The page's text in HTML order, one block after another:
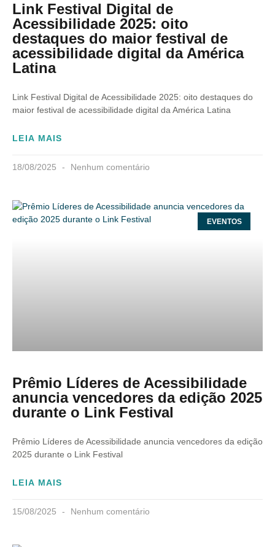
Link Festival Digital de
Acessibilidade 2025: oito
destaques do maior festival de
acessibilidade digital da América
Latina
Link Festival Digital de Acessibilidade 2025: oito destaques do
maior festival de acessibilidade digital da América Latina
LEIA MAIS
18/08/2025 Nenhum comentário
EVENTOS
Prêmio Líderes de Acessibilidade
anuncia vencedores da edição 2025
durante o Link Festival
Prêmio Líderes de Acessibilidade anuncia vencedores da edição
2025 durante o Link Festival
LEIA MAIS
15/08/2025 Nenhum comentário